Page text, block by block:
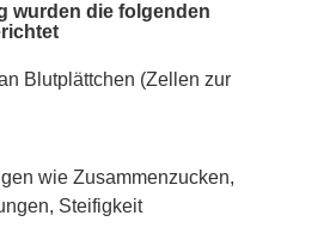
wurden die folgenden
Blutplättchen (Zellen zur
wie Zusammenzucken,
Steifigkeit